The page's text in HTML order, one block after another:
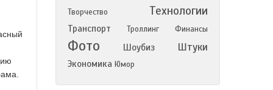
Творчество
Технологии
Транспорт Троллинг Финансы
Фото Шоубиз Штуки
Экономика Юмор